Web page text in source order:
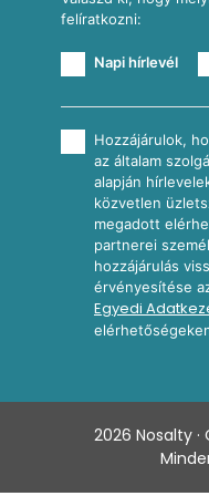
felíratkozni:
Napi hírlevél
Hozzájárulok,
az általam
alapján
közvetlen
megadott
partnerei
hozzájárulás
érvényesítése
Egyedi
2026 Nosalty